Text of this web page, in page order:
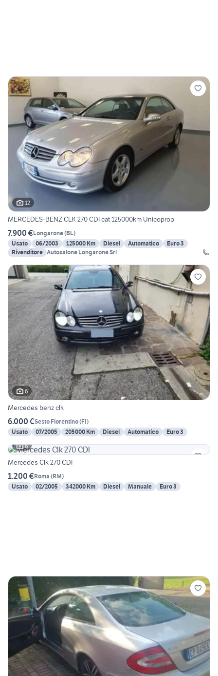
12
MERCEDES-BENZ CLK 270 CDI cat 125000km Unicoprop
7.900 €Longarone(BL)
Usato
06/2003 125000 Km Diesel Automatico
Euro 3
Rivenditore Autosalone Longarone Srl
6
Mercedes benz clk
6.000 €Sesto Fiorentino(FI)
Usato
07/2005 205000 Km Diesel Automatico
Euro 3
6
Mercedes Clk 270 CDI
1.200 €Roma (RM)
Usato
02/2005 342000 Km Diesel Manuale Euro 3